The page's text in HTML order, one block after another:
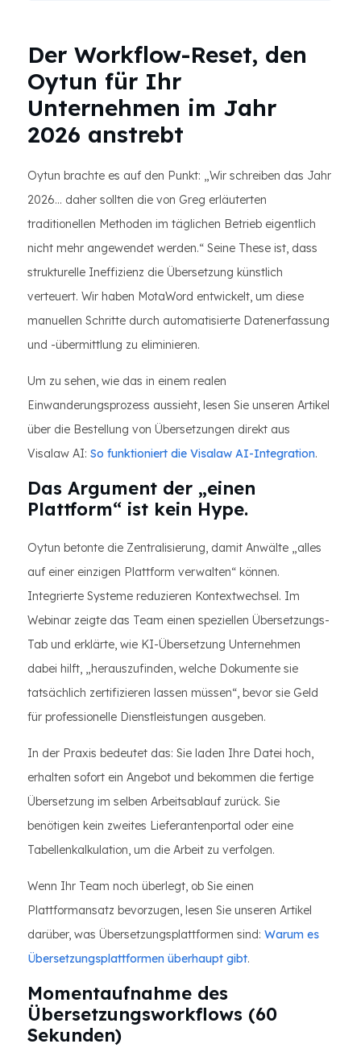
Der Workflow-Reset, den
Oytun für Ihr
Unternehmen im Jahr
2026 anstrebt
Oytun brachte es auf den Punkt: „Wir schreiben das Jahr
2026… daher sollten die von Greg erläuterten
traditionellen Methoden im täglichen Betrieb eigentlich
nicht mehr angewendet werden.“ Seine These ist, dass
strukturelle Ineffizienz die Übersetzung künstlich
verteuert. Wir haben MotaWord entwickelt, um diese
manuellen Schritte durch automatisierte Datenerfassung
und -übermittlung zu eliminieren.
Um zu sehen, wie das in einem realen
Einwanderungsprozess aussieht, lesen Sie unseren Artikel
über die Bestellung von Übersetzungen direkt aus
Visalaw AI: So funktioniert die Visalaw AI-Integration.
Das Argument der „einen
Plattform“ ist kein Hype.
Oytun betonte die Zentralisierung, damit Anwälte „alles
auf einer einzigen Plattform verwalten“ können.
Integrierte Systeme reduzieren Kontextwechsel. Im
Webinar zeigte das Team einen speziellen Übersetzungs-
Tab und erklärte, wie KI-Übersetzung Unternehmen
dabei hilft, „herauszufinden, welche Dokumente sie
tatsächlich zertifizieren lassen müssen“, bevor sie Geld
für professionelle Dienstleistungen ausgeben.
In der Praxis bedeutet das: Sie laden Ihre Datei hoch,
erhalten sofort ein Angebot und bekommen die fertige
Übersetzung im selben Arbeitsablauf zurück. Sie
benötigen kein zweites Lieferantenportal oder eine
Tabellenkalkulation, um die Arbeit zu verfolgen.
Wenn Ihr Team noch überlegt, ob Sie einen
Plattformansatz bevorzugen, lesen Sie unseren Artikel
darüber, was Übersetzungsplattformen sind: Warum es
Übersetzungsplattformen überhaupt gibt.
Momentaufnahme des
Übersetzungsworkflows (60
Sekunden)